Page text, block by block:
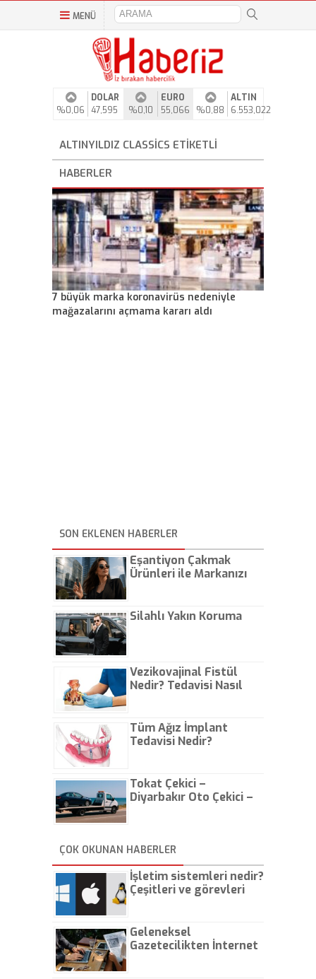
MENÜ
%0,06
DOLAR
47,595
%0,10
EURO
55,066
%0,88
ALTIN
6.553,022
ALTINYILDIZ CLASSICS ETIKETLI
HABERLER
7 büyük marka koronavirüs nedeniyle
mağazalarını açmama kararı aldı
SON EKLENEN HABERLER
Eşantiyon Çakmak
Ürünleri ile Markanızı
Silahlı Yakın Koruma
Vezikovajinal Fistül
Nedir? Tedavisi Nasıl
Tüm Ağız İmplant
Tedavisi Nedir?
Tokat Çekici –
Diyarbakır Oto Çekici –
ÇOK OKUNAN HABERLER
İşletim sistemleri nedir?
Çeşitleri ve görevleri
Geleneksel
Gazetecilikten İnternet